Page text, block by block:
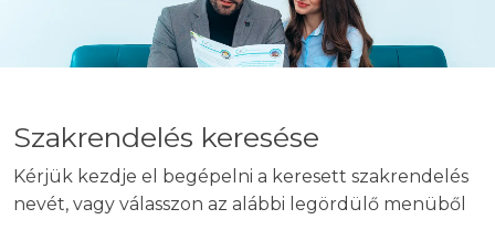
Szakrendelés keresése
Kérjük kezdje el begépelni a keresett szakrendelés
nevét, vagy válasszon az alábbi legördülő menüből